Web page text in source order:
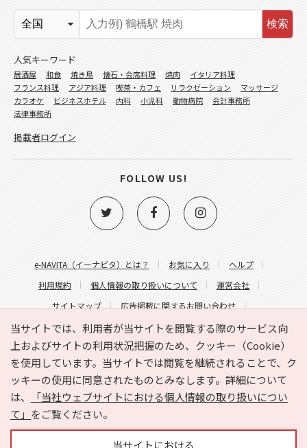
当サイトでは、利用者が当サイトを閲覧する際のサービス向
上およびサイトの利用状況把握のため、クッキー（Cookie）
を使用しています。当サイトでは閲覧を継続されることで、ク
ッキーの使用に同意されたものとみなします。詳細について
は、
「当社ウェブサイトにおける個人情報の取り扱いについ
て」 をご覧ください。
当サイトにおける
e-NAVITA（イーナビタ）とは？ お気に入り
ヘルプ
利用規約
個人情報の取り扱いについて
運営会社
サイトマップ
広告掲載に関するお問い合わせ
サイトの内容に関するお問い合わせ
検索
人気キーワード
居酒屋 和食 焼き鳥 懐石・会席料理 焼肉
イタリア料理
フランス料理
アジア料理 喫茶・カフェ リラクゼーション
マッサージ
カラオケ
ビジネスホテル 内科 小児科 動物病院
会計事務所
法律事務所
掲載者ログイン
FOLLOW US!
Copyright © HYOJITO.Co.,Ltd. All Rights Reserved.